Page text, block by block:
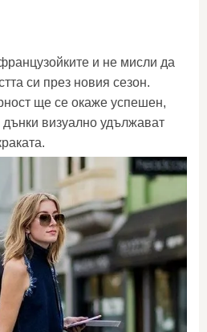
и не мисли да
си през новия сезон.
ще се окаже успешен,
дънки визуално удължават